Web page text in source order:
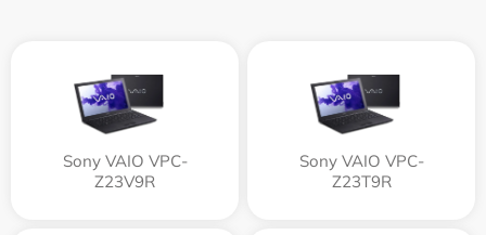
Sony VAIO VPC-
Z23V9R
Sony VAIO VPC-
Z23T9R